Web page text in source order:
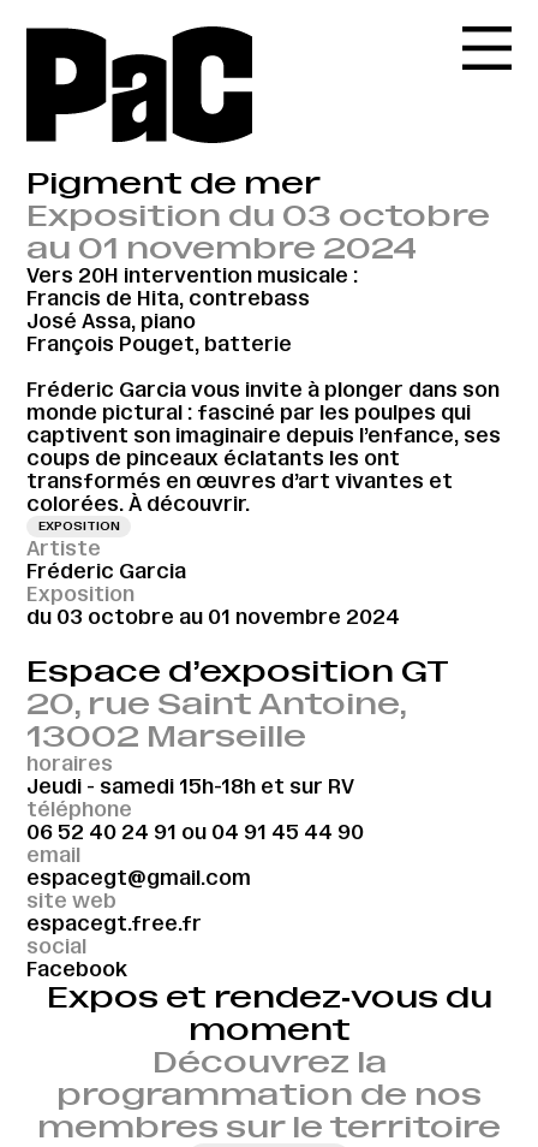
Pigment de mer
Exposition du 03 octobre
au 01 novembre 2024
Vers 20H intervention musicale :
Francis de Hita, contrebass
José Assa, piano
François Pouget, batterie
Fréderic Garcia vous invite à plonger dans son
monde pictural : fasciné par les poulpes qui
captivent son imaginaire depuis l’enfance, ses
coups de pinceaux éclatants les ont
transformés en œuvres d’art vivantes et
colorées. À découvrir.
EXPOSITION
Artiste
Fréderic Garcia
Exposition
du 03 octobre au 01 novembre 2024
Espace d’exposition GT
20, rue Saint Antoine,
13002 Marseille
horaires
Jeudi - samedi 15h-18h et sur RV
téléphone
06 52 40 24 91 ou 04 91 45 44 90
email
espacegt@gmail.com
site web
espacegt.free.fr
social
Facebook
Expos et rendez‑vous du
moment
Découvrez la
programmation de nos
membres sur le territoire